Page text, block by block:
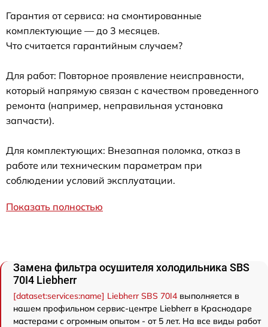
Гарантия от сервиса: на смонтированные
комплектующие — до 3 месяцев.
Что считается гарантийным случаем?
Для работ: Повторное проявление неисправности,
который напрямую связан с качеством проведенного
ремонта (например, неправильная установка
запчасти).
Для комплектующих: Внезапная поломка, отказ в
работе или техническим параметрам при
соблюдении условий эксплуатации.
Показать полностью
Замена фильтра осушителя холодильника SBS
70I4 Liebherr
[dataset:services:name] Liebherr SBS 70I4 выполняется в
нашем профильном сервис-центре Liebherr в Краснодаре
мастерами с огромным опытом - от 5 лет. На все виды работ